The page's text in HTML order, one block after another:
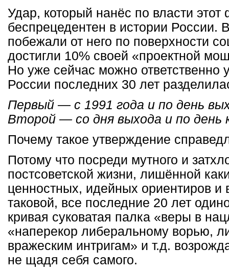
Удар, который нанёс по власти
беспрецедентен в истории России.
побежали от него по поверхности
достигли 10% своей «проектной
Ho уже сейчас можно ответственно
России последних 30 лет
Первый — с 1991 года и по день
Второй — со дня выхода и по день
Почему такое утверждение
Потому что посреди мутного и
постсоветской жизни, лишённой
ценностных, идейных ориентиров и
таковой, все последние 20 лет
кривая суковатая палка «веры в
«наперекор либеральному ворью,
вражеским интригам» и т.д.
не щадя себя самого.